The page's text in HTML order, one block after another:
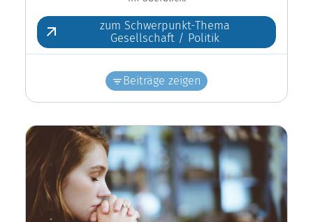
zum Schwerpunkt-Thema
Gesellschaft / Politik
Beiträge zeigen